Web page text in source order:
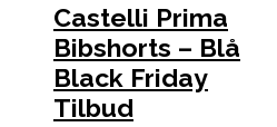
Castelli Prima
Bibshorts – Blå
Black Friday
Tilbud